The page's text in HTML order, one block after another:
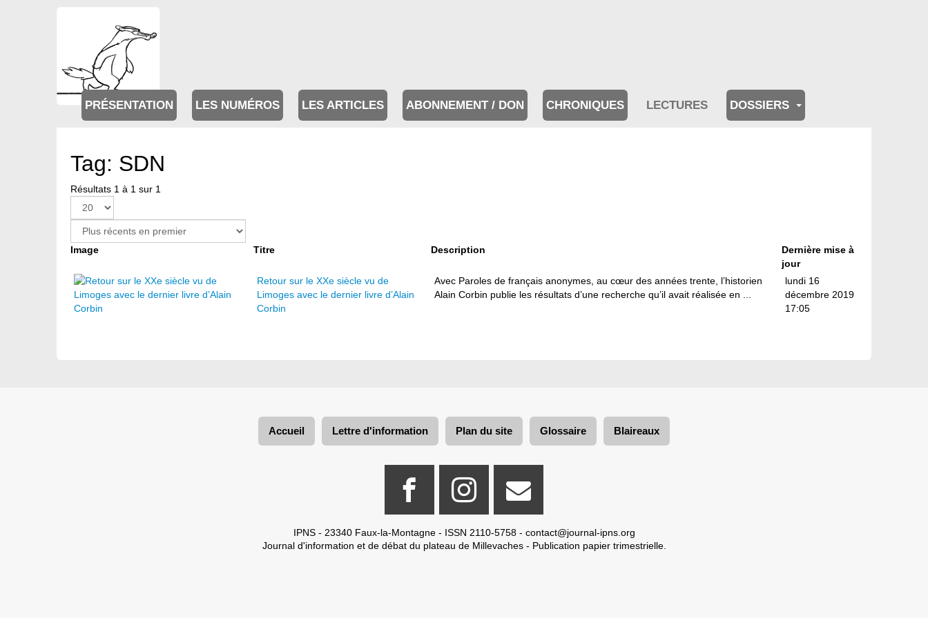
PRÉSENTATION LES NUMÉROS LES ARTICLES ABONNEMENT / DON CHRONIQUES LECTURES DOSSIERS
Tag: SDN
Résultats 1 à 1 sur 1
Image Titre Description
Dernière mise à
jour
Retour sur le XXe siècle vu de
Limoges avec le dernier livre d’Alain
Corbin
Avec Paroles de français anonymes, au cœur des années trente, l’historien
Alain Corbin publie les résultats d’une recherche qu’il avait réalisée en ...
lundi 16
décembre 2019
17:05
Accueil Lettre d'information Plan du site Glossaire Blaireaux
IPNS - 23340 Faux-la-Montagne - ISSN 2110-5758 - contact@journal-ipns.org
Journal d'information et de débat du plateau de Millevaches - Publication papier trimestrielle.